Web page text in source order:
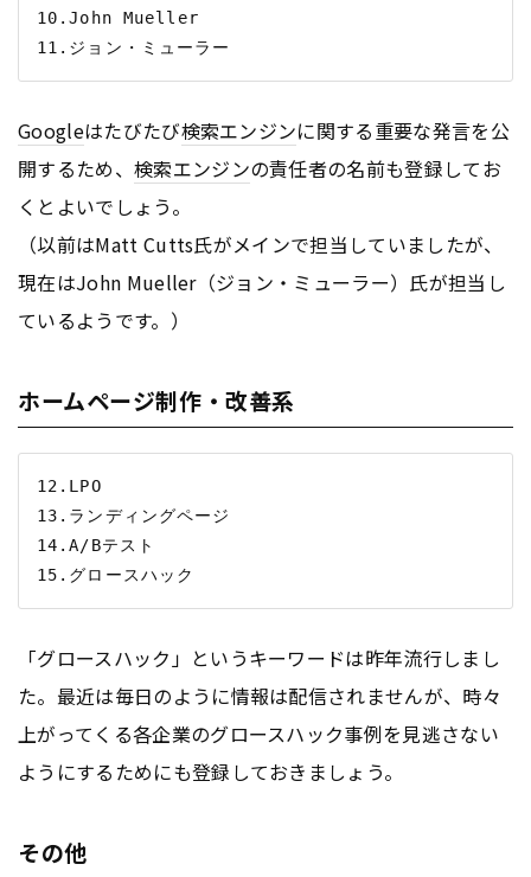
10.John Mueller
Googleはたびたび検索エンジンに関する重要な発言を公
開するため、 検索エンジンの責任者の名前も登録してお
くとよいでしょう。
（以前はMatt Cutts氏がメインで担当していましたが、
現在はJohn Mueller（ジョン・ミューラー）氏が担当し
ているようです。）
ホームページ制作・改善系
12.LPO
13.ランディングページ
14.A/Bテスト
「グロースハック」というキーワードは昨年流行しまし
た。最近は毎日のように情報は配信されませんが、時々
上がってくる各企業のグロースハック事例を見逃さない
ようにするためにも登録しておきましょう。
その他